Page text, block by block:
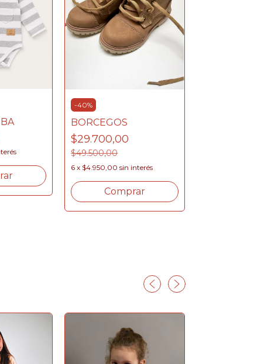
-40%
BORCEGOS
$29.700,00
$49.500,00
6 x $4.950,00 sin interés
Comprar